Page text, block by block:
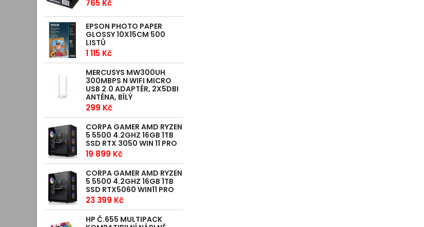
765 Kč
EPSON PHOTO PAPER
GLOSSY 10X15CM 500
LISTŮ
1 115 Kč
MERCUSYS MW300UH
300MBPS N WIFI MICRO
USB 2.0 ADAPTÉR, 2X5DBI
ANTÉNA, BÍLÝ
299 Kč
CORPA GAMER AMD RYZEN
5 5500 4.2GHZ 16GB 1TB
SSD RTX 3050 WIN 11 PRO
19 899 Kč
CORPA GAMER AMD RYZEN
5 5500 4.2GHZ 16GB 1TB
SSD RTX5060 WIN11 PRO
23 399 Kč
HP Č.655 MULTIPACK